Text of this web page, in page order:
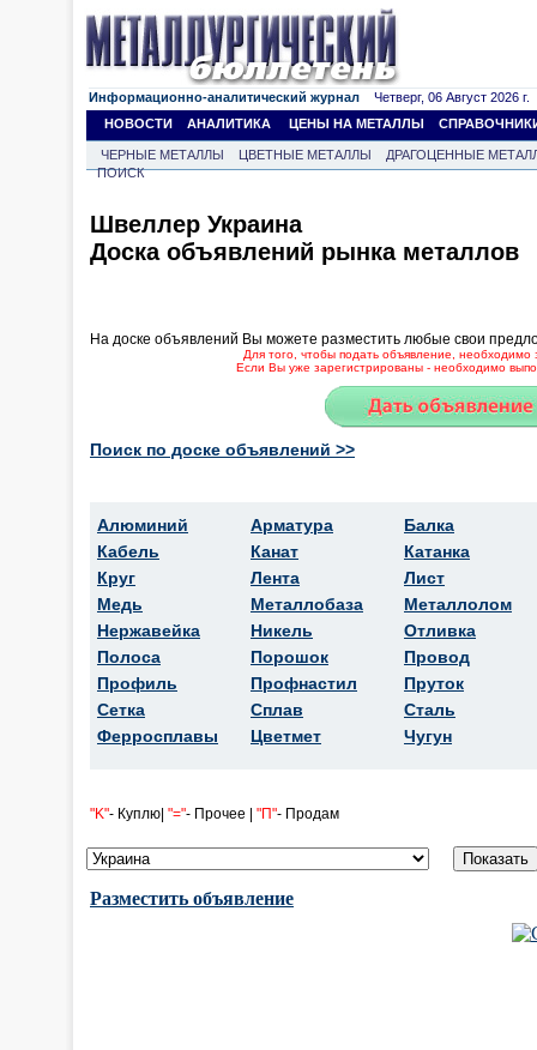
Информационно-аналитический журнал Четверг, 06 Август 2026 г.
НОВОСТИ
АНАЛИТИКА ЦЕНЫ НА МЕТАЛЛЫ
ЧЕРНЫЕ МЕТАЛЛЫ ЦВЕТНЫЕ МЕТАЛЛЫ
ДРАГОЦЕННЫЕ
ПОИСК
Швеллер Украина
Доска объявлений рынка металлов
На доске объявлений Вы можете разместить любые свои
Для того, чтобы подать объявление, необходимо
Если Вы уже зарегистрированы - необходимо
Поиск по доске объявлений >>
Алюминий
Кабель
Круг
Медь
Нержавейка
Полоса
Профиль
Сетка
Ферросплавы
Арматура
Канат
Лента
Металлобаза
Никель
Порошок
Профнастил
Сплав
Цветмет
Балка
Катанка
Лист
Металлолом
Отливка
Провод
Пруток
Сталь
Чугун
"K"- Куплю| "="- Прочее | "П"- Продам
Разместить объявление